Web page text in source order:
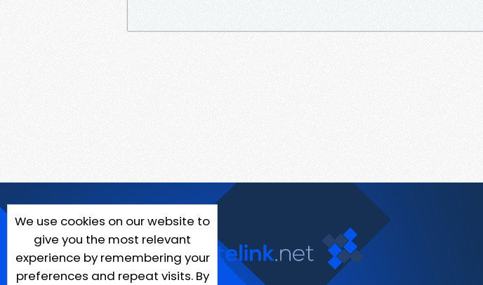
We use cookies on our website to
give you the most relevant
experience by remembering your
preferences and repeat visits. By